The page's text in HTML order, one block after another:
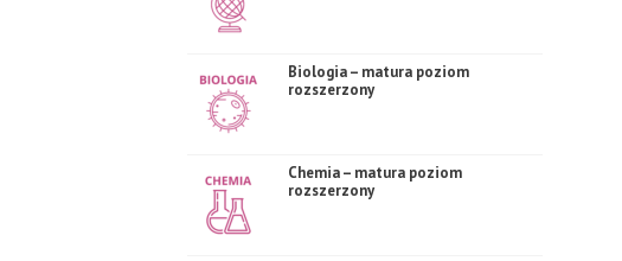
Biologia – matura poziom
rozszerzony
Chemia – matura poziom
rozszerzony